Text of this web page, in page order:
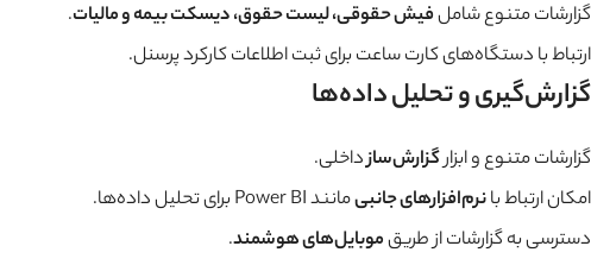
گزارشات متنوع شاملفیش حقوقی، لیست حقوق، دیسکت بیمه و مالیات.
ارتباط با دستگاه‌های کارت ساعت برای ثبت اطلاعات کارکرد پرسنل.
گزارش‌گیری و تحلیل داده‌ها
گزارشات متنوع و ابزارگزارش‌سازداخلی.
امکان ارتباط بانرم‌افزارهای جانبیمانند Power BI برای تحلیل داده‌ها.
دسترسی به گزارشات از طریقموبایل‌های هوشمند.